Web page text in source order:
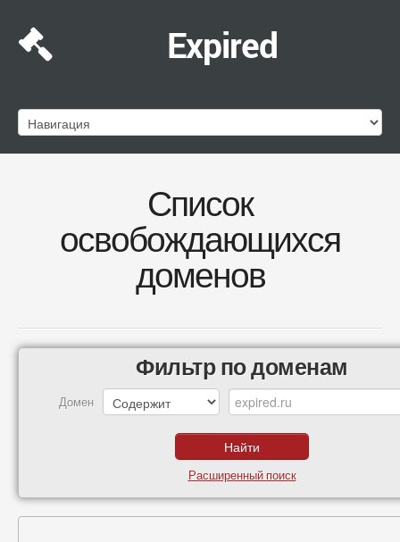
Expired
Список
освобождающихся
доменов
Фильтр по доменам
Домен
Расширенный поиск